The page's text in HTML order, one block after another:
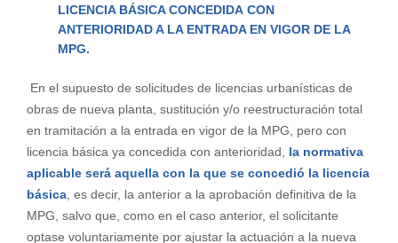
LICENCIA BÁSICA CONCEDIDA CON
ANTERIORIDAD A LA ENTRADA EN VIGOR DE LA
MPG.
En el supuesto de solicitudes de licencias urbanísticas de
obras de nueva planta, sustitución y/o reestructuración total
en tramitación a la entrada en vigor de la MPG, pero con
licencia básica ya concedida con anterioridad, la normativa
aplicable será aquella con la que se concedió la licencia
básica , es decir, la anterior a la aprobación definitiva de la
MPG, salvo que, como en el caso anterior, el solicitante
optase voluntariamente por ajustar la actuación a la nueva